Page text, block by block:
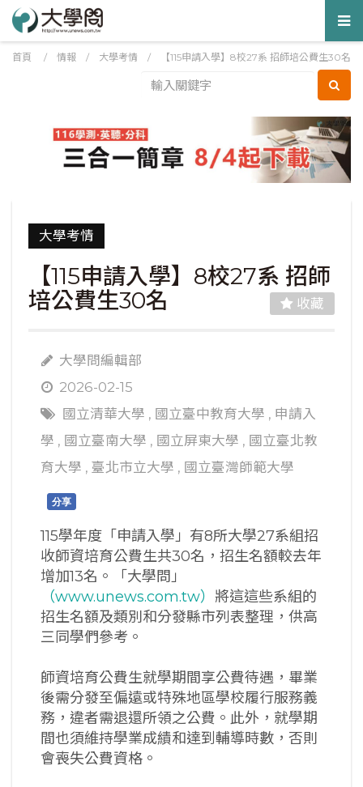
首頁 / 情報 / 大學考情 / 【115申請入學】8校27系 招師培公費生30名
大學考情
【115申請入學】8校27系 招師
培公費生30名
收藏
大學問編輯部
2026-02-15
國立清華大學 , 國立臺中教育大學 , 申請入
學 , 國立臺南大學 , 國立屏東大學 , 國立臺北教
育大學 , 臺北市立大學 , 國立臺灣師範大學
分享
115學年度「申請入學」有8所大學27系組招
收師資培育公費生共30名，招生名額較去年
增加13名。「大學問」
（www.unews.com.tw） 將這這些系組的
招生名額及類別和分發縣市列表整理，供高
三同學們參考。
師資培育公費生就學期間享公費待遇，畢業
後需分發至偏遠或特殊地區學校履行服務義
務，違者需退還所領之公費。此外，就學期
間也須維持學業成績和達到輔導時數，否則
會喪失公費資格。